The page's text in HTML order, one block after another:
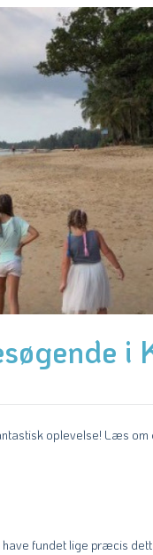
i
oplevelse! Læs
fundet lige præcis